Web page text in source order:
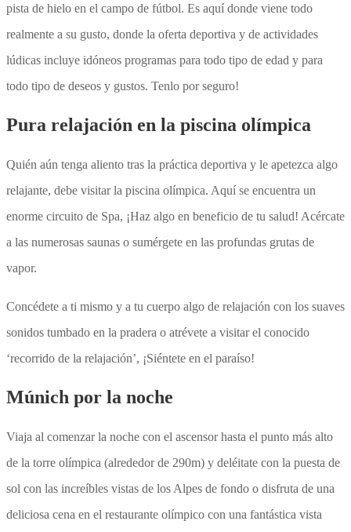
pista de hielo en el campo de fútbol. Es aquí donde viene todo
realmente a su gusto, donde la oferta deportiva y de actividades
lúdicas incluye idóneos programas para todo tipo de edad y para
todo tipo de deseos y gustos. Tenlo por seguro!
Pura relajación en la piscina olímpica
Quién aún tenga aliento tras la práctica deportiva y le apetezca algo
relajante, debe visitar la piscina olímpica. Aquí se encuentra un
enorme circuito de Spa, ¡Haz algo en beneficio de tu salud! Acércate
a las numerosas saunas o sumérgete en las profundas grutas de
vapor.
Concédete a ti mismo y a tu cuerpo algo de relajación con los suaves
sonidos tumbado en la pradera o atrévete a visitar el conocido
‘recorrido de la relajación’, ¡Siéntete en el paraíso!
Múnich por la noche
Viaja al comenzar la noche con el ascensor hasta el punto más alto
de la torre olímpica (alrededor de 290m) y deléitate con la puesta de
sol con las increíbles vistas de los Alpes de fondo o disfruta de una
deliciosa cena en el restaurante olímpico con una fantástica vista